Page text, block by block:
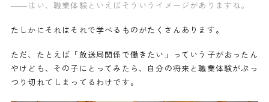
——はい、職業体験といえばそういうイメージがありますね。
たしかにそれはそれで学べるものがたくさんあります。
ただ、たとえば「放送局関係で働きたい」っていう子がおったん
やけども、その子にとってみたら、自分の将来と職業体験がぷっ
つり切れてしまってるわけです。